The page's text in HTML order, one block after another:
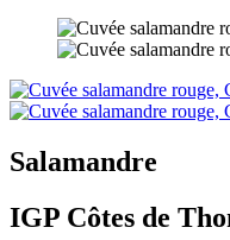
Salamandre
IGP Côtes de